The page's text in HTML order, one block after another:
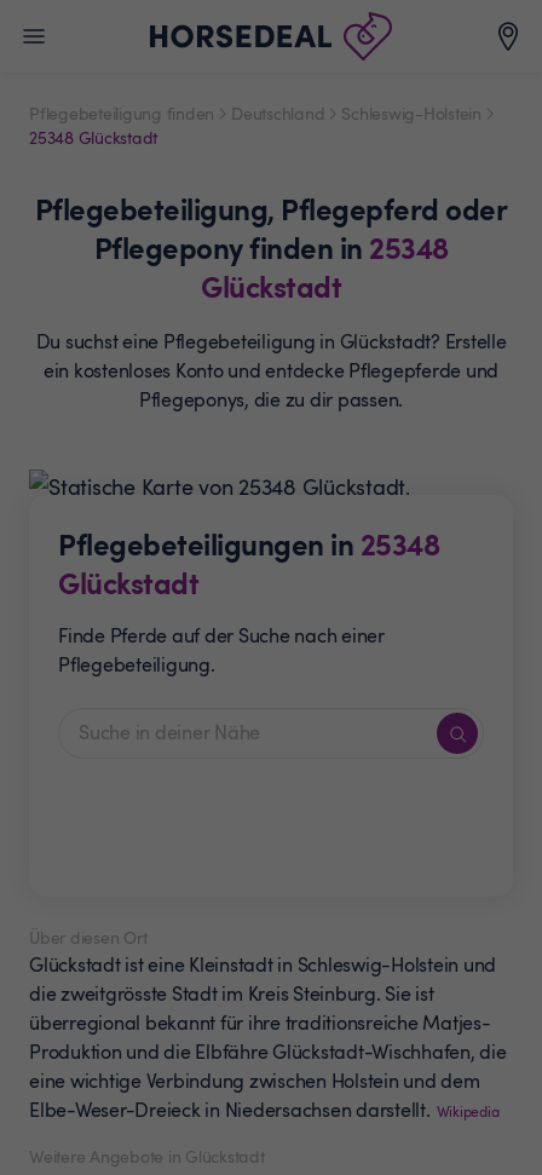
Pflegebeteiligung finden Deutschland
Schleswig-Holstein
25348 Glückstadt
Pflegebeteiligung, Pflegepferd oder
Pflegeponyfinden in 25348
Glückstadt
Du suchst eine Pflegebeteiligung in Glückstadt? Erstelle
ein kostenloses Konto und entdecke Pflegepferde und
Pflegeponys, die zu dir passen.
Pflegebeteiligungen in 25348
Glückstadt
Finde Pferde auf der Suche nach einer
Pflegebeteiligung.
Weitere Angebote in Glückstadt
Über diesen Ort
Glückstadt ist eine Kleinstadt in Schleswig-Holstein und
die zweitgrösste Stadt im Kreis Steinburg. Sie ist
überregional bekannt für ihre traditionsreiche Matjes-
Produktion und die Elbfähre Glückstadt-Wischhafen, die
eine wichtige Verbindung zwischen Holstein und dem
Elbe-Weser-Dreieck in Niedersachsen darstellt. Wikipedia